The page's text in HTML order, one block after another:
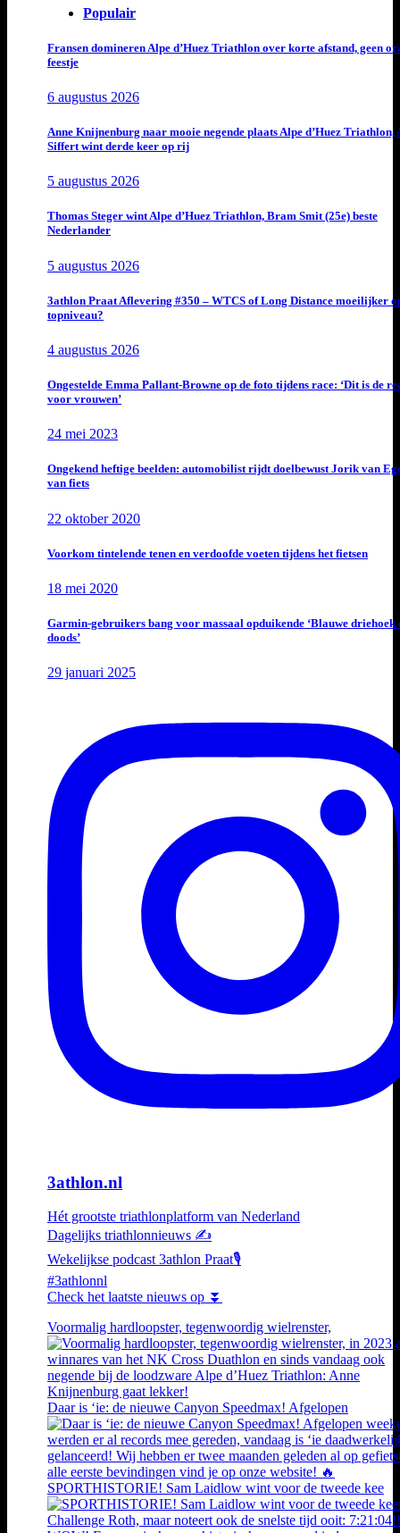
Populair
Fransen domineren Alpe d’Huez Triathlon over korte afstand, geen
feestje
6 augustus 2026
Anne Knijnenburg naar mooie negende plaats Alpe d’Huez Triathlon,
Siffert wint derde keer op rij
5 augustus 2026
Thomas Steger wint Alpe d’Huez Triathlon, Bram Smit (25e) beste
Nederlander
5 augustus 2026
3athlon Praat Aflevering #350 – WTCS of Long Distance moeilijker
topniveau?
4 augustus 2026
Ongestelde Emma Pallant-Browne op de foto tijdens race: ‘Dit is de
voor vrouwen’
24 mei 2023
Ongekend heftige beelden: automobilist rijdt doelbewust Jorik van
van fiets
22 oktober 2020
Voorkom tintelende tenen en verdoofde voeten tijdens het fietsen
18 mei 2020
Garmin-gebruikers bang voor massaal opduikende ‘Blauwe driehoek
doods’
29 januari 2025
3athlon.nl
Hét grootste triathlonplatform van Nederland
Dagelijks triathlonnieuws ✍️
Wekelijkse podcast 3athlon Praat🎙️
#3athlonnl
Check het laatste nieuws op ⏬
Voormalig hardloopster, tegenwoordig wielrenster,
Daar is ‘ie: de nieuwe Canyon Speedmax! Afgelopen
SPORTHISTORIE! Sam Laidlow wint voor de tweede kee